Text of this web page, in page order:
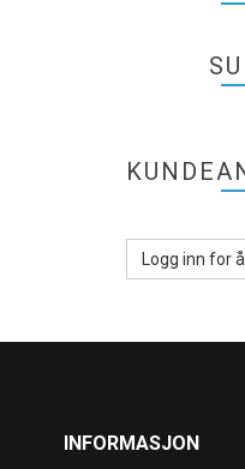
Logg inn for
INFORMASJON